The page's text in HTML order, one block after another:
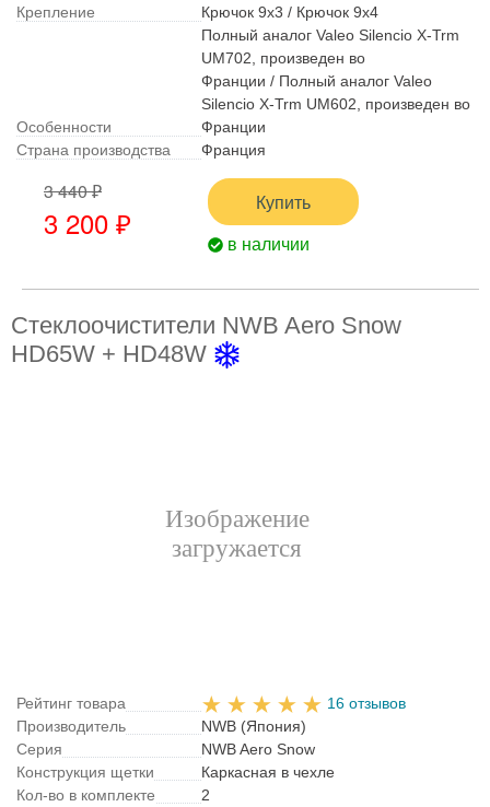
Крепление
Крючок 9x3 / Крючок 9x4
Особенности
Полный аналог Valeo Silencio X-Trm
UM702, произведен во
Франции / Полный аналог Valeo
Silencio X-Trm UM602, произведен во
Франции
Страна производства
Франция
3 440 ₽
3 200 ₽
Купить
в наличии
Стеклоочистители NWB Aero Snow
HD65W + HD48W
Рейтинг товара
16 отзывов
Производитель
NWB (Япония)
Серия
NWB Aero Snow
Конструкция щетки
Каркасная в чехле
Кол-во в комплекте
2